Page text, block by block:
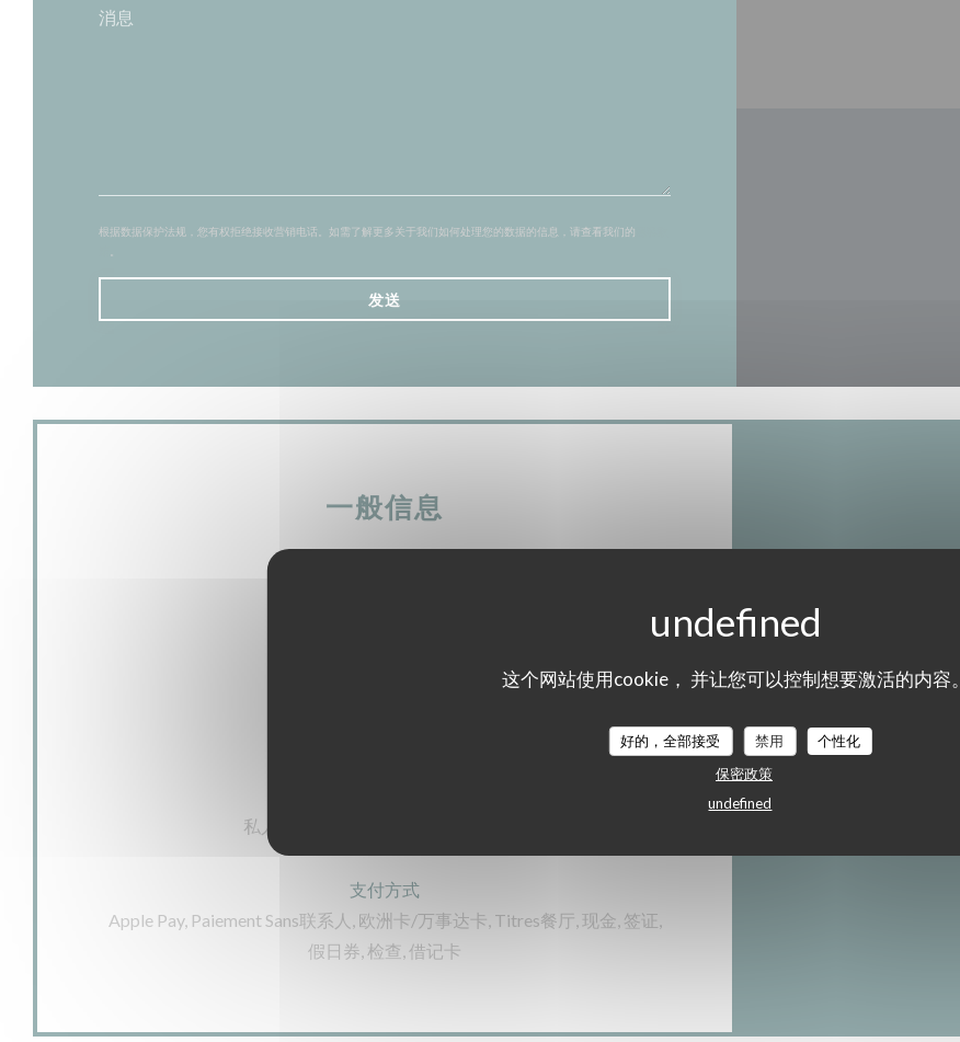
这个网站使用cookie， 并让您可以控制想要激活的内容。
好的，全部接受 禁用
个性化
保密政策
undefined
根据数据保护法规，您有权拒绝接收营销电话。如需了解更多关于我们如何处理您的数据的信息，请查看我们的
一般信息
私人租用, 残疾人通道, 阳台, 无线上网
支付方式
Apple Pay, Paiement Sans联系人, 欧洲卡/万事达卡, Titres餐厅, 现金, 签证,
假日券, 检查, 借记卡
星
星-星
星-星